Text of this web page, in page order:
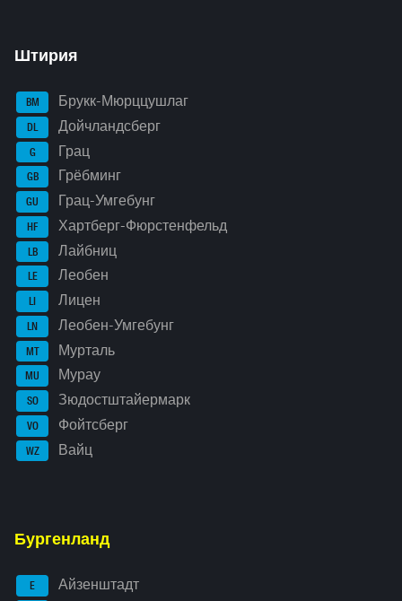
Штирия
BM Брукк-Мюрццушлаг
DL Дойчландсберг
G Грац
GB Грёбминг
GU Грац-Умгебунг
HF Хартберг-Фюрстенфельд
LB Лайбниц
LE Леобен
LI Лицен
LN Леобен-Умгебунг
MT Мурталь
MU Мурау
SO Зюдостштайермарк
VO Фойтсберг
WZ Вайц
Бургенланд
E
Айзенштадт